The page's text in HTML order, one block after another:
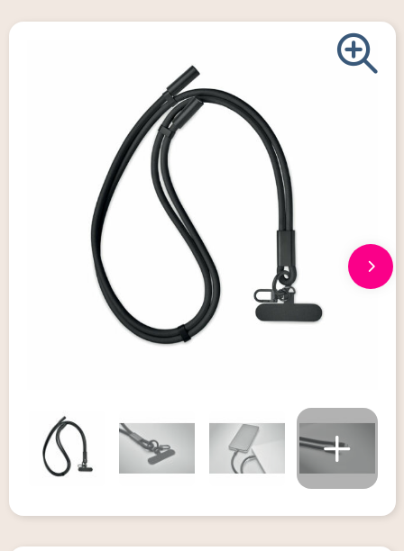
Elektronica & gadgets